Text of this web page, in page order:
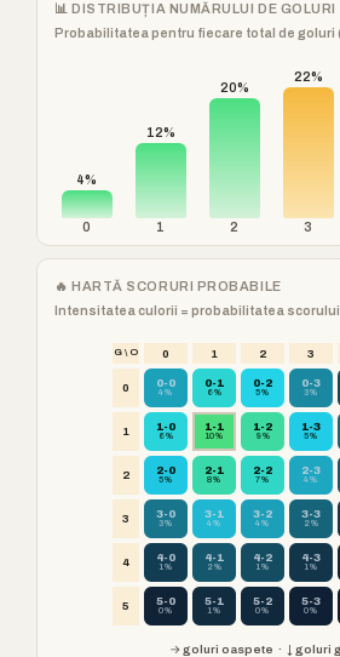
📊 DISTRIBUȚIA NUMĂRULUI DE GOLURI
Probabilitatea pentru fiecare total de goluri
4%
0
12%
1
20%
2
22%
3
🔥 HARTĂ SCORURI PROBABILE
Intensitatea culorii = probabilitatea scorului
G \ O 0 1 2 3
0 0-0
4%
0-1
6%
0-2
5%
0-3
3%
1 1-0
6%
1-1
10%
1-2
9%
1-3
5%
2 2-0
5%
2-1
8%
2-2
7%
2-3
4%
3 3-0
3%
3-1
4%
3-2
4%
3-3
2%
4 4-0
1%
4-1
2%
4-2
1%
4-3
1%
5 5-0
0%
5-1
1%
5-2
0%
5-3
0%
→ goluri oaspete · ↓ goluri